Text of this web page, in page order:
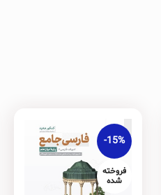
-15%
فروخته
شده